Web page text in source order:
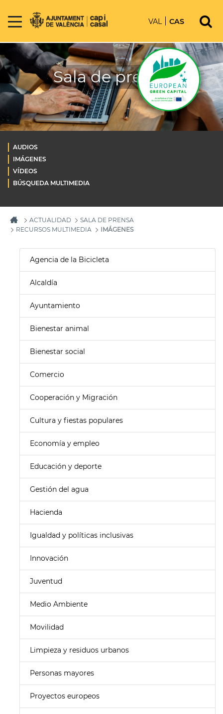
VAL CAS
Sala de prensa
AUDIOS
IMÁGENES
VÍDEOS
BÚSQUEDA MULTIMEDIA
ACTUALIDAD
SALA DE PRENSA
RECURSOS MULTIMEDIA
IMÁGENES
Agencia de la Bicicleta
Alcaldía
Ayuntamiento
Bienestar animal
Bienestar social
Comercio
Cooperación y Migración
Cultura y fiestas populares
Economía y empleo
Educación y deporte
Gestión del agua
Hacienda
Igualdad y políticas inclusivas
Innovación
Juventud
Medio Ambiente
Movilidad
Limpieza y residuos urbanos
Personas mayores
Proyectos europeos